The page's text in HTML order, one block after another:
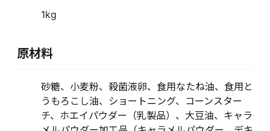
1kg
原材料
砂糖、小麦粉、殺菌液卵、食用なたね油、食用と
うもろこし油、ショートニング、コーンスター
チ、ホエイパウダー（乳製品）、大豆油、キャラ